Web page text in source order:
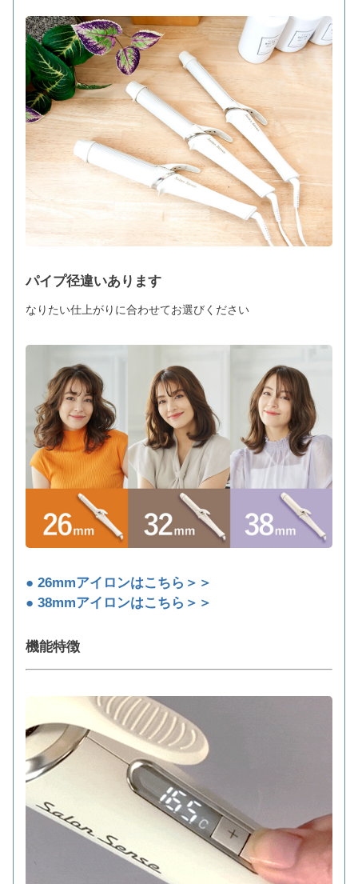
パイプ径違いあります
なりたい仕上がりに合わせてお選びください
● 26mmアイロンはこちら＞＞
● 38mmアイロンはこちら＞＞
機能特徴